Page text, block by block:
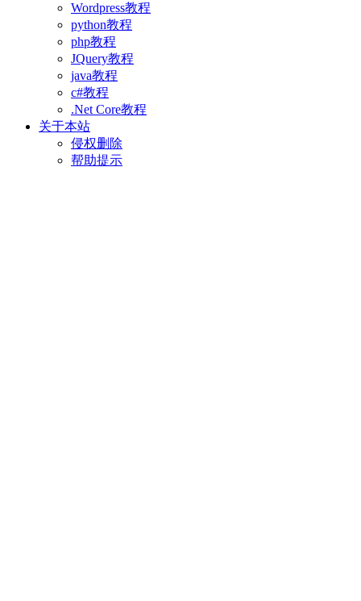
Wordpress教程
python教程
php教程
JQuery教程
java教程
c#教程
.Net Core教程
关于本站
侵权删除
帮助提示